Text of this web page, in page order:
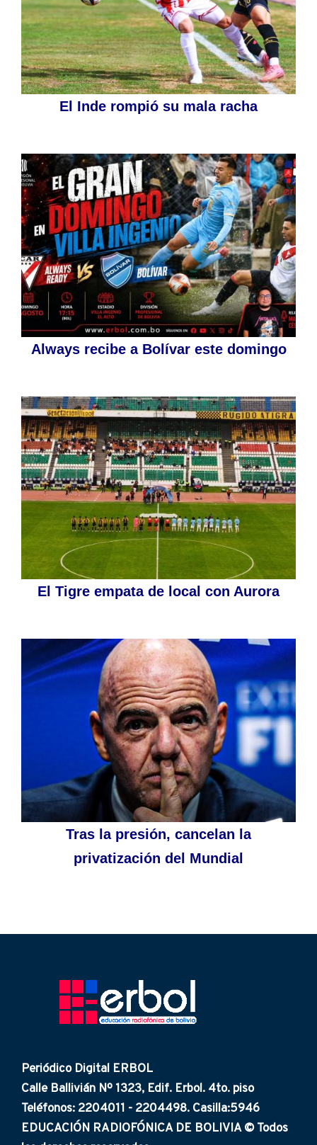
El Inde rompió su mala racha
Always recibe a Bolívar este domingo
El Tigre empata de local con Aurora
Tras la presión, cancelan la
privatización del Mundial
Periódico Digital ERBOL
Calle Ballivián Nº 1323, Edif. Erbol. 4to. piso
Teléfonos: 2204011 - 2204498. Casilla:5946
EDUCACIÓN RADIOFÓNICA DE BOLIVIA © Todos